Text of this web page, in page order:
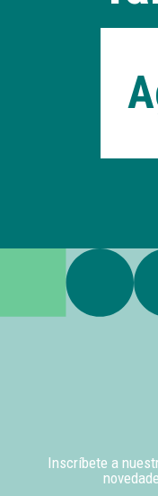
Inscríbete a